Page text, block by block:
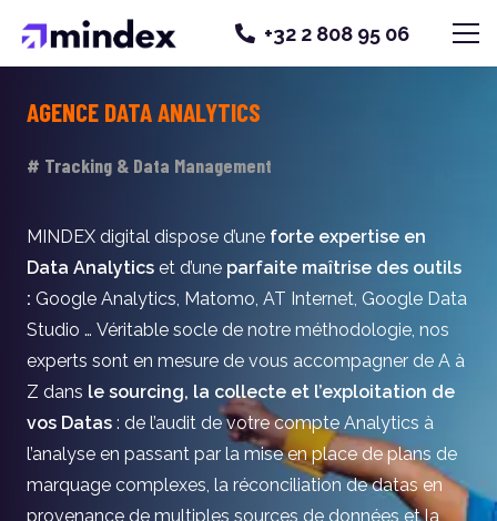
+32 2 808 95 06
AGENCE DATA ANALYTICS
# Tracking & Data Management
MINDEX digital dispose d’une forte expertise en
Data Analytics et d’une parfaite maîtrise des outils
: Google Analytics, Matomo, AT Internet, Google Data
Studio … Véritable socle de notre méthodologie, nos
experts sont en mesure de vous accompagner de A à
Z dans le sourcing, la collecte et l’exploitation de
vos Datas : de l’audit de votre compte Analytics à
l’analyse en passant par la mise en place de plans de
marquage complexes, la réconciliation de datas en
provenance de multiples sources de données et la